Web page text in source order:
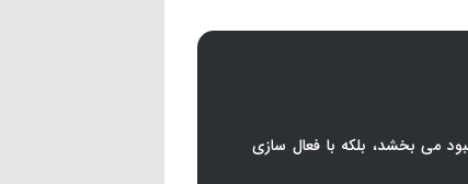
می بخشد، بلکه با فعال سازی